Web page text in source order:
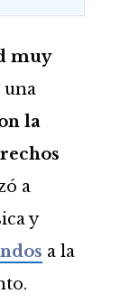
muy
una
la
a
y
a la